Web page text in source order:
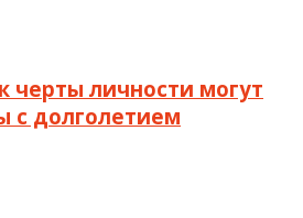
черты личности могут
с долголетием